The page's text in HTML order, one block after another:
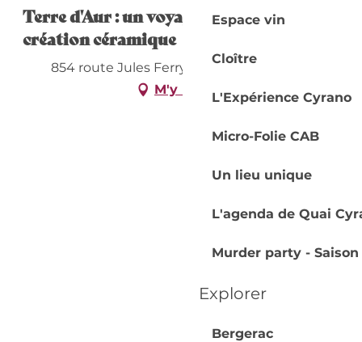
Espace vin
Cloître
L'Expérience Cyrano
Micro-Folie CAB
Un lieu unique
L'agenda de Quai
Murder party - Saison
Explorer
Bergerac
Terre d'Aur : un voyage au coeur de la
création céramique
854 route Jules Ferry, 24700 Saint-Rémy
M'y rendre